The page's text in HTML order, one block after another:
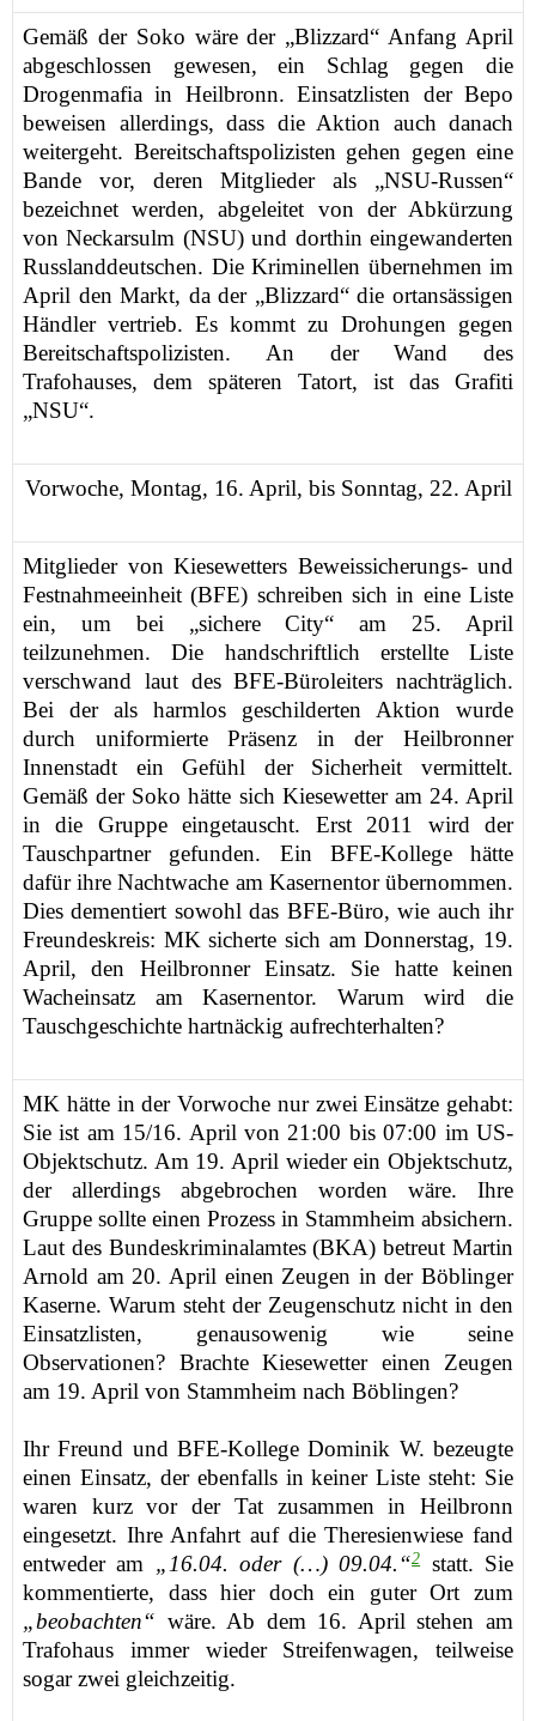
Gemäß der Soko wäre der „Blizzard“ Anfang April
abgeschlossen gewesen, ein Schlag gegen die
Drogenmafia in Heilbronn. Einsatzlisten der Bepo
beweisen allerdings, dass die Aktion auch danach
weitergeht. Bereitschaftspolizisten gehen gegen eine
Bande vor, deren Mitglieder als „NSU-Russen“
bezeichnet werden, abgeleitet von der Abkürzung
von Neckarsulm (NSU) und dorthin eingewanderten
Russlanddeutschen. Die Kriminellen übernehmen im
April den Markt, da der „Blizzard“ die ortansässigen
Händler vertrieb. Es kommt zu Drohungen gegen
Bereitschaftspolizisten. An der Wand des
Trafohauses, dem späteren Tatort, ist das Grafiti
„NSU“.
Vorwoche, Montag, 16. April, bis Sonntag, 22. April
Mitglieder von Kiesewetters Beweissicherungs- und
Festnahmeeinheit (BFE) schreiben sich in eine Liste
ein, um bei „sichere City“ am 25. April
teilzunehmen. Die handschriftlich erstellte Liste
verschwand laut des BFE-Büroleiters nachträglich.
Bei der als harmlos geschilderten Aktion wurde
durch uniformierte Präsenz in der Heilbronner
Innenstadt ein Gefühl der Sicherheit vermittelt.
Gemäß der Soko hätte sich Kiesewetter am 24. April
in die Gruppe eingetauscht. Erst 2011 wird der
Tauschpartner gefunden. Ein BFE-Kollege hätte
dafür ihre Nachtwache am Kasernentor übernommen.
Dies dementiert sowohl das BFE-Büro, wie auch ihr
Freundeskreis: MK sicherte sich am Donnerstag, 19.
April, den Heilbronner Einsatz. Sie hatte keinen
Wacheinsatz am Kasernentor. Warum wird die
Tauschgeschichte hartnäckig aufrechterhalten?
MK hätte in der Vorwoche nur zwei Einsätze gehabt:
Sie ist am 15/16. April von 21:00 bis 07:00 im US-
Objektschutz. Am 19. April wieder ein Objektschutz,
der allerdings abgebrochen worden wäre. Ihre
Gruppe sollte einen Prozess in Stammheim absichern.
Laut des Bundeskriminalamtes (BKA) betreut Martin
Arnold am 20. April einen Zeugen in der Böblinger
Kaserne. Warum steht der Zeugenschutz nicht in den
Einsatzlisten, genausowenig wie seine
Observationen? Brachte Kiesewetter einen Zeugen
am 19. April von Stammheim nach Böblingen?
Ihr Freund und BFE-Kollege Dominik W. bezeugte
einen Einsatz, der ebenfalls in keiner Liste steht: Sie
waren kurz vor der Tat zusammen in Heilbronn
eingesetzt. Ihre Anfahrt auf die Theresienwiese fand
entweder am „16.04. oder (…)09.04.“2
statt. Sie
kommentierte, dass hier doch ein guter Ort zum
„beobachten“ wäre. Ab dem 16. April stehen am
Trafohaus immer wieder Streifenwagen, teilweise
sogar zwei gleichzeitig.